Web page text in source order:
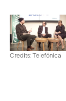
Credits: Telefónica